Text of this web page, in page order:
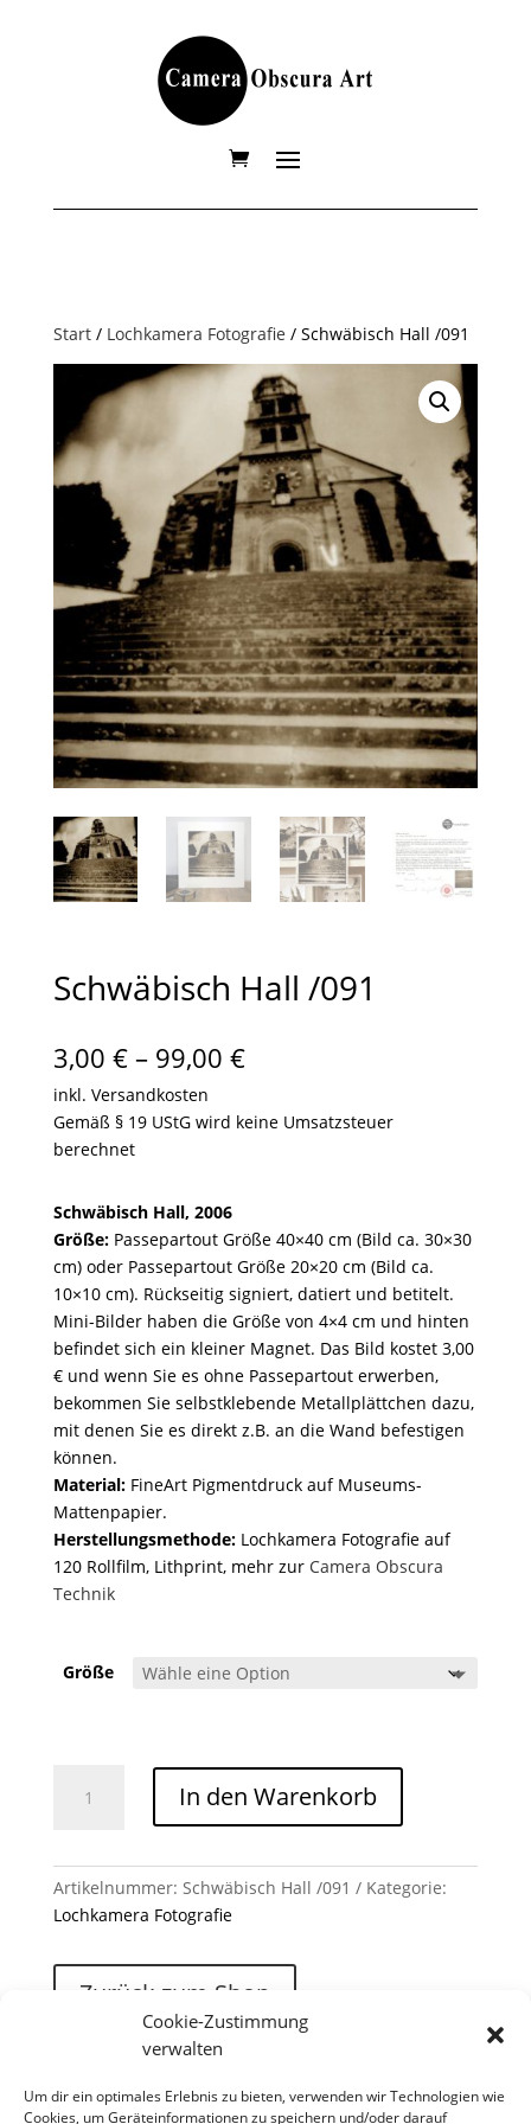
Cookie-Zustimmung
verwalten
Um dir ein optimales Erlebnis zu bieten, verwenden wir Technologien wie
Cookies, um Geräteinformationen zu speichern und/oder darauf
Start/ Lochkamera Fotografie / Schwäbisch Hall /091
Schwäbisch Hall /091
3,00 € – 99,00 €Preisspanne:
bis
99,00 €
inkl. Versandkosten
Gemäß § 19 UStG wird keine Umsatzsteuer
berechnet
Schwäbisch Hall, 2006
Größe:Passepartout Größe 40×40 cm (Bild ca. 30×30
cm) oder Passepartout Größe 20×20 cm (Bild ca.
10×10 cm). Rückseitig signiert, datiert und betitelt.
Mini-Bilder haben die Größe von 4×4 cm und hinten
befindet sich ein kleiner Magnet. Das Bild kostet 3,00
€ und wenn Sie es ohne Passepartout erwerben,
bekommen Sie selbstklebende Metallplättchen dazu,
mit denen Sie es direkt z.B. an die Wand befestigen
können.
Material:FineArt Pigmentdruck auf Museums-
Mattenpapier.
Herstellungsmethode:Lochkamera Fotografie auf
120 Rollfilm, Lithprint, mehr zur Camera Obscura
Technik
Größe
In den Warenkorb
Artikelnummer: Schwäbisch Hall /091
Kategorie:
Lochkamera Fotografie
Zurück zum Shop